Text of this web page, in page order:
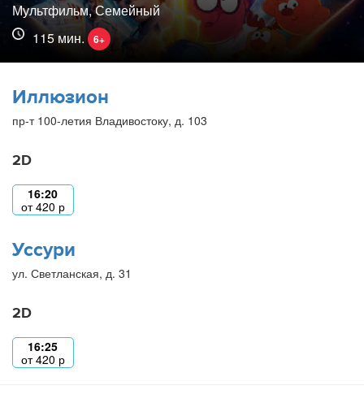
Мультфильм, Семейный
115 мин.
6+
Иллюзион
пр-т 100-летия Владивостоку, д. 103
2D
16:20
от420 р
Уссури
ул. Светланская, д. 31
2D
16:25
от420 р